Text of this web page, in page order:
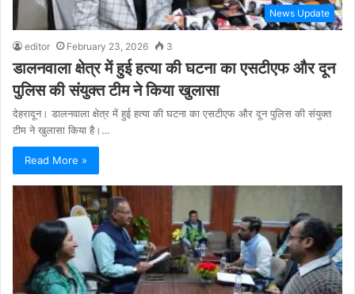
News Update
editor February 23, 2026 3
डालनवाला क्षेत्र में हुई हत्या की घटना का एसटीएफ और दून
पुलिस की संयुक्त टीम ने किया खुलासा
देहरादून। डालनवाला क्षेत्र में हुई हत्या की घटना का एसटीएफ और दून पुलिस की संयुक्त
टीम ने खुलासा किया है।…
Read More »